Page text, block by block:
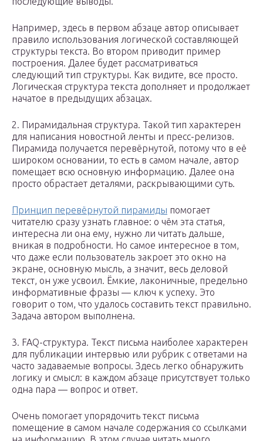
Например, здесь в первом абзаце автор описывает
правило использования логической составляющей
структуры текста. Во втором приводит пример
построения. Далее будет рассматриваться
следующий тип структуры. Как видите, все просто.
Логическая структура текста дополняет и продолжает
начатое в предыдущих абзацах.
2. Пирамидальная структура. Такой тип характерен
для написания новостной ленты и пресс-релизов.
Пирамида получается перевёрнутой, потому что в её
широком основании, то есть в самом начале, автор
помещает всю основную информацию. Далее она
просто обрастает деталями, раскрывающими суть.
Принцип перевёрнутой пирамиды помогает
читателю сразу узнать главное: о чём эта статья,
интересна ли она ему, нужно ли читать дальше,
вникая в подробности. Но самое интересное в том,
что даже если пользователь закроет это окно на
экране, основную мысль, а значит, весь деловой
текст, он уже усвоил. Ёмкие, лаконичные, предельно
информативные фразы — ключ к успеху. Это
говорит о том, что удалось составить текст правильно.
Задача автором выполнена.
3. FAQ-структура. Текст письма наиболее характерен
для публикации интервью или рубрик с ответами на
часто задаваемые вопросы. Здесь легко обнаружить
логику и смысл: в каждом абзаце присутствует только
одна пара — вопрос и ответ.
Очень помогает упорядочить текст письма
помещение в самом начале содержания со ссылками